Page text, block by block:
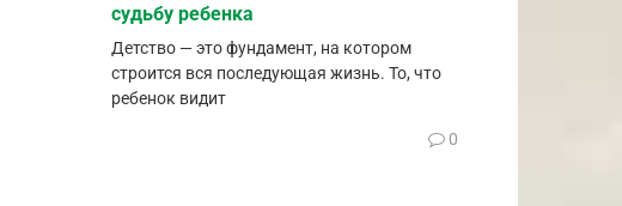
судьбу ребенка
Детство — это фундамент, на котором
строится вся последующая жизнь. То, что
ребенок видит
0